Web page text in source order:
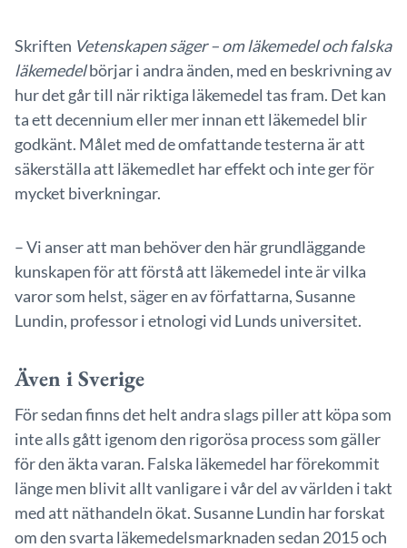
Skriften Vetenskapen säger – om läkemedel och falska
läkemedelbörjar i andra änden, med en beskrivning av
hur det går till när riktiga läkemedel tas fram. Det kan
ta ett decennium eller mer innan ett läkemedel blir
godkänt. Målet med de omfattande testerna är att
säkerställa att läkemedlet har effekt och inte ger för
mycket biverkningar.
– Vi anser att man behöver den här grundläggande
kunskapen för att förstå att läkemedel inte är vilka
varor som helst, säger en av författarna, Susanne
Lundin, professor i etnologi vid Lunds universitet.
Även i Sverige
För sedan finns det helt andra slags piller att köpa som
inte alls gått igenom den rigorösa process som gäller
för den äkta varan. Falska läkemedel har förekommit
länge men blivit allt vanligare i vår del av världen i takt
med att näthandeln ökat. Susanne Lundin har forskat
om den svarta läkemedelsmarknaden sedan 2015 och